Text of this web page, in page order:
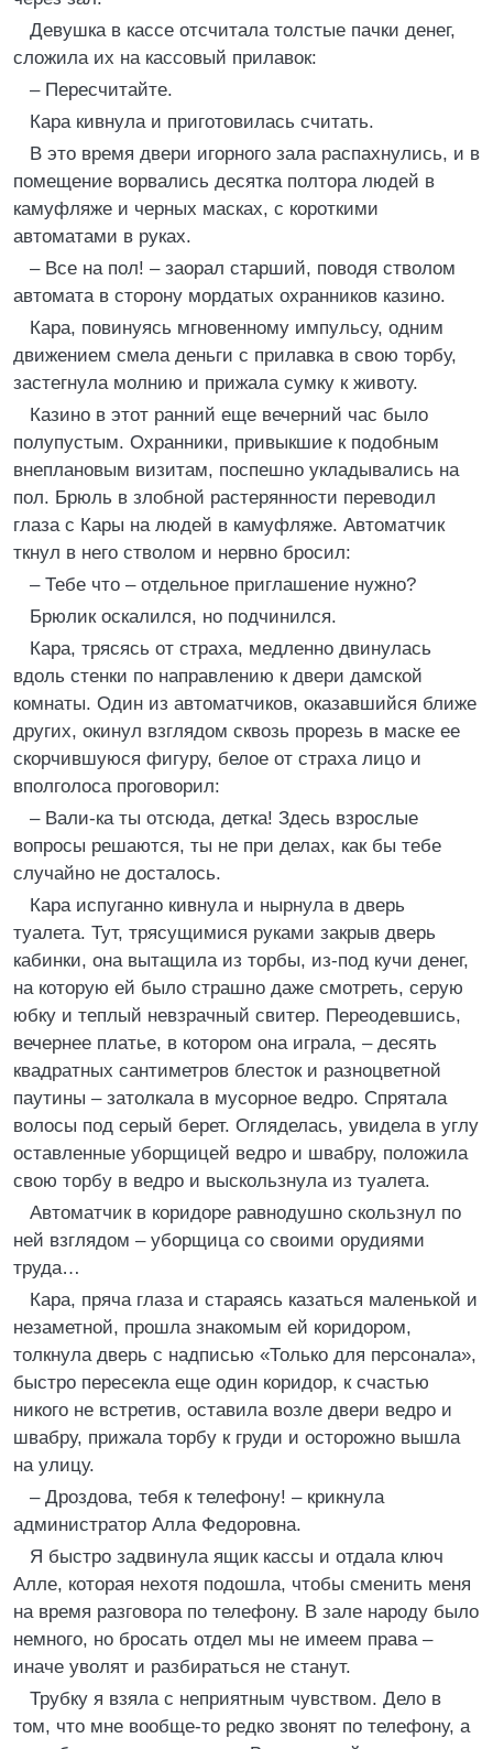
Девушка в кассе отсчитала толстые пачки денег,
сложила их на кассовый прилавок:
– Пересчитайте.
Кара кивнула и приготовилась считать.
В это время двери игорного зала распахнулись, и в
помещение ворвались десятка полтора людей в
камуфляже и черных масках, с короткими
автоматами в руках.
– Все на пол! – заорал старший, поводя стволом
автомата в сторону мордатых охранников казино.
Кара, повинуясь мгновенному импульсу, одним
движением смела деньги с прилавка в свою торбу,
застегнула молнию и прижала сумку к животу.
Казино в этот ранний еще вечерний час было
полупустым. Охранники, привыкшие к подобным
внеплановым визитам, поспешно укладывались на
пол. Брюль в злобной растерянности переводил
глаза с Кары на людей в камуфляже. Автоматчик
ткнул в него стволом и нервно бросил:
– Тебе что – отдельное приглашение нужно?
Брюлик оскалился, но подчинился.
Кара, трясясь от страха, медленно двинулась
вдоль стенки по направлению к двери дамской
комнаты. Один из автоматчиков, оказавшийся ближе
других, окинул взглядом сквозь прорезь в маске ее
скорчившуюся фигуру, белое от страха лицо и
вполголоса проговорил:
– Вали-ка ты отсюда, детка! Здесь взрослые
вопросы решаются, ты не при делах, как бы тебе
случайно не досталось.
Кара испуганно кивнула и нырнула в дверь
туалета. Тут, трясущимися руками закрыв дверь
кабинки, она вытащила из торбы, из-под кучи денег,
на которую ей было страшно даже смотреть, серую
юбку и теплый невзрачный свитер. Переодевшись,
вечернее платье, в котором она играла, – десять
квадратных сантиметров блесток и разноцветной
паутины – затолкала в мусорное ведро. Спрятала
волосы под серый берет. Огляделась, увидела в углу
оставленные уборщицей ведро и швабру, положила
свою торбу в ведро и выскользнула из туалета.
Автоматчик в коридоре равнодушно скользнул по
ней взглядом – уборщица со своими орудиями
труда…
Кара, пряча глаза и стараясь казаться маленькой и
незаметной, прошла знакомым ей коридором,
толкнула дверь с надписью «Только для персонала»,
быстро пересекла еще один коридор, к счастью
никого не встретив, оставила возле двери ведро и
швабру, прижала торбу к груди и осторожно вышла
на улицу.
– Дроздова, тебя к телефону! – крикнула
администратор Алла Федоровна.
Я быстро задвинула ящик кассы и отдала ключ
Алле, которая нехотя подошла, чтобы сменить меня
на время разговора по телефону. В зале народу было
немного, но бросать отдел мы не имеем права –
иначе уволят и разбираться не станут.
Трубку я взяла с неприятным чувством. Дело в
том, что мне вообще-то редко звонят по телефону, а